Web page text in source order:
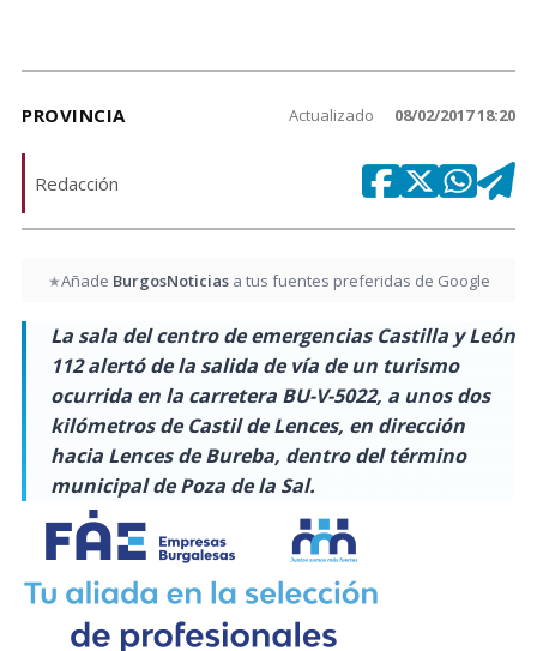
PROVINCIA Actualizado 08/02/2017 18:20
Redacción
★Añade BurgosNoticiasa tus fuentes preferidas de Google
La sala del centro de emergencias Castilla y León
112 alertó de la salida de vía de un turismo
ocurrida en la carretera BU-V-5022, a unos dos
kilómetros de Castil de Lences, en dirección
hacia Lences de Bureba, dentro del término
municipal de Poza de la Sal.